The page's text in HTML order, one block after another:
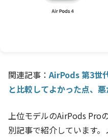
関連記事：AirPods 第3世
と比較してよかった点、
上位モデルのAirPods Pro
別記事で紹介しています